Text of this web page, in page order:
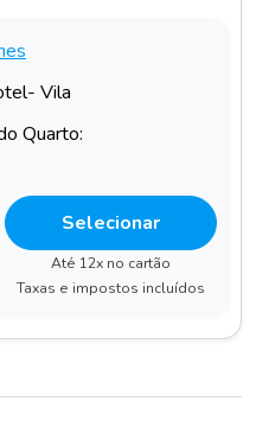
Vila
Quarto:
Selecionar
Até 12x no cartão
Taxas e impostos incluídos